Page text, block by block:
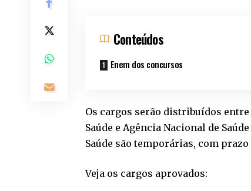
Conteúdos
Enem dos concursos
Os cargos serão distribuídos
Saúde e Agência Nacional de
Saúde são temporárias, com
Veja os cargos aprovados: